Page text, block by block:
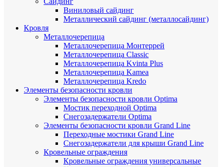
Виниловый сайдинг
Металлический сайдинг (металлосайдинг)
Кровля
Металлочерепица
Металлочерепица Монтеррей
Металлочерепица Classic
Металлочерепица Kvinta Plus
Металлочерепица Kamea
Металлочерепица Kredo
Элементы безопасности кровли
Элементы безопасности кровли Optima
Мостик переходной Optima
Снегозадержатели Optima
Элементы безопасности кровли Grand Line
Переходные мостики Grand Line
Снегозадержатели для крыши Grand Line
Кровельные ограждения
Кровельные ограждения универсальные